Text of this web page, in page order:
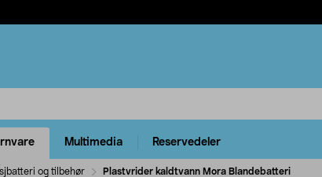
Multimedia Reservedeler
og tilbehør Plastvrider kaldtvann Mora Blandebatteri